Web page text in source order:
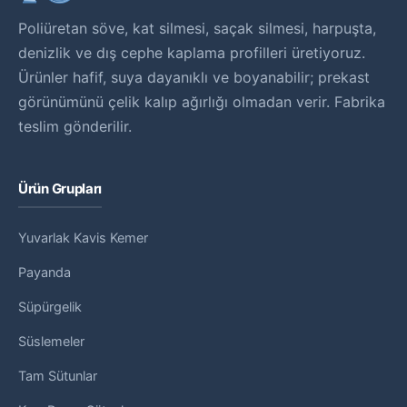
Poliüretan söve, kat silmesi, saçak silmesi, harpuşta,
denizlik ve dış cephe kaplama profilleri üretiyoruz.
Ürünler hafif, suya dayanıklı ve boyanabilir; prekast
görünümünü çelik kalıp ağırlığı olmadan verir. Fabrika
teslim gönderilir.
Ürün Grupları
Yuvarlak Kavis Kemer
Payanda
Süpürgelik
Süslemeler
Tam Sütunlar